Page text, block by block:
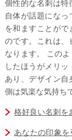
個性的な名刺は特
自体が話題にな
を和ますことが
のです。これは、
なります。 この
したほうがメリ
あり、デザイン自
側は気楽な気持ち
格好良い名刺を
あなたの印象